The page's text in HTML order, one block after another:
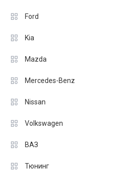
Ford
Kia
Mazda
Mercedes-Benz
Nissan
Volkswagen
ВАЗ
Тюнинг